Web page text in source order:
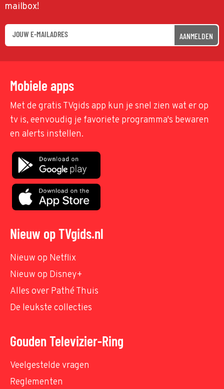
mailbox!
AANMELDEN
Mobiele apps
Met de gratis TVgids app kun je snel zien wat er op
tv is, eenvoudig je favoriete programma's bewaren
en alerts instellen.
Nieuw op TVgids.nl
Nieuw op Netflix
Nieuw op Disney+
Alles over Pathé Thuis
De leukste collecties
Gouden Televizier-Ring
Veelgestelde vragen
Reglementen